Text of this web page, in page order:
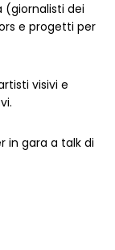
dei
e progetti per
visivi e
in gara a talk di